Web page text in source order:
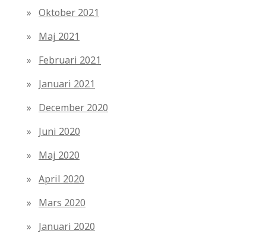
Oktober 2021
Maj 2021
Februari 2021
Januari 2021
December 2020
Juni 2020
Maj 2020
April 2020
Mars 2020
Januari 2020